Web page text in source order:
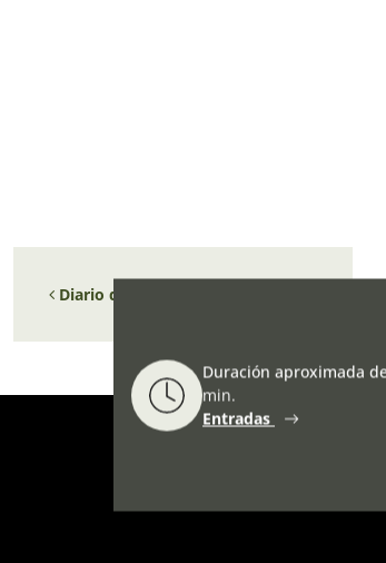
Navegación de entradas
Diario de un condenado a muerte
Duración aproximada
min.
Entradas